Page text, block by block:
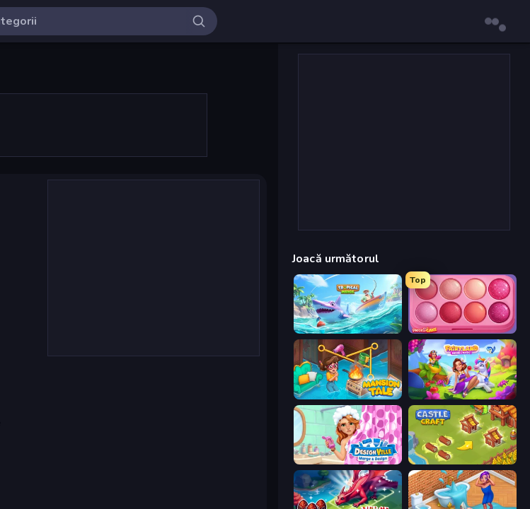
Joacă următorul
Tropical Merge
Top
Piece of Cake: Merge and Bake
Mansion Tale: Merge Secrets Fairyland Merge & Magic
Designville: Merge & Design Castle Craft